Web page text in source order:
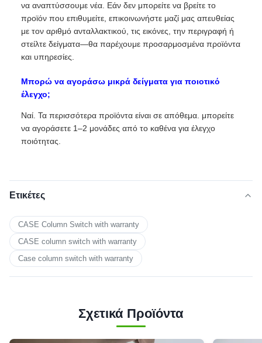
να αναπτύσσουμε νέα. Εάν δεν μπορείτε να βρείτε το
προϊόν που επιθυμείτε, επικοινωνήστε μαζί μας απευθείας
με τον αριθμό ανταλλακτικού, τις εικόνες, την περιγραφή ή
στείλτε δείγματα—θα παρέχουμε προσαρμοσμένα προϊόντα
και υπηρεσίες.
Μπορώ να αγοράσω μικρά δείγματα για ποιοτικό
έλεγχο;
Ναί. Τα περισσότερα προϊόντα είναι σε απόθεμα. μπορείτε
να αγοράσετε 1–2 μονάδες από το καθένα για έλεγχο
ποιότητας.
Ετικέτες
CASE Column Switch with warranty
CASE column switch with warranty
Case column switch with warranty
Σχετικά Προϊόντα